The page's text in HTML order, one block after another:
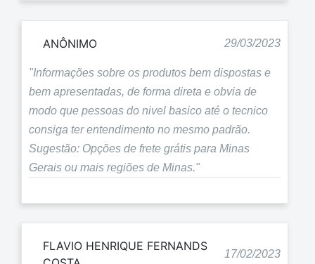
ANÔNIMO 29/03/2023
"Informações sobre os produtos bem dispostas e
bem apresentadas, de forma direta e obvia de
modo que pessoas do nivel basico até o tecnico
consiga ter entendimento no mesmo padrão.
Sugestão: Opções de frete grátis para Minas
Gerais ou mais regiões de Minas."
FLAVIO HENRIQUE FERNANDS
17/02/2023